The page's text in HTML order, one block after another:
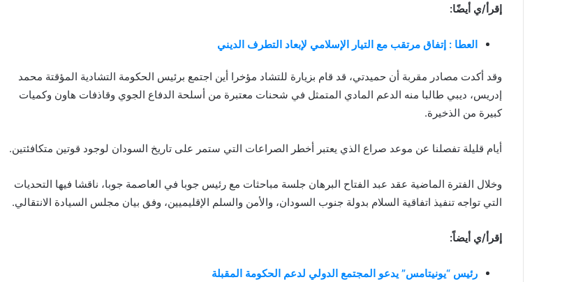
إقرأ/ي أيضًا:
العطا : إتفاق مرتقب مع التيار الإسلامي لإبعاد التطرف الديني
وقد أكدت مصادر مقربة أن حميدتي، قد قام بزيارة للتشاد مؤخرا أين اجتمع برئيس الحكومة التشادية المؤقتة محمد
إدريس، ديبي طالبا منه الدعم المادي المتمثل في شحنات معتبرة من أسلحة الدفاع الجوي وقاذفات هاون وكميات
كبيرة من الذخيرة.
أيام قليلة تفصلنا عن موعد صراع الذي يعتبر أخطر الصراعات التي ستمر على تاريخ السودان لوجود قوتين متكافئتين.
وخلال الفترة الماضية عقد عبد الفتاح البرهان جلسة مباحثات مع رئيس جوبا في العاصمة جوبا، ناقشا فيها التحديات
التي تواجه تنفيذ اتفاقية السلام بدولة جنوب السودان، والأمن والسلم الإقليميين، وفق بيان مجلس السيادة الانتقالي.
إقرأ/ي أيضاً:
رئيس “يونيتامس” يدعو المجتمع الدولي لدعم الحكومة المقبلة